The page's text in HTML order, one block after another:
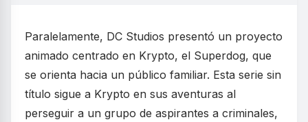
Paralelamente, DC Studios presentó un proyecto
animado centrado en Krypto, el Superdog, que
se orienta hacia un público familiar. Esta serie sin
título sigue a Krypto en sus aventuras al
perseguir a un grupo de aspirantes a criminales,